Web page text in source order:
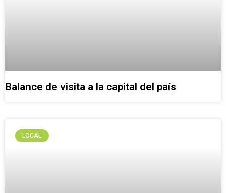
Balance de visita a la capital del país
LOCAL